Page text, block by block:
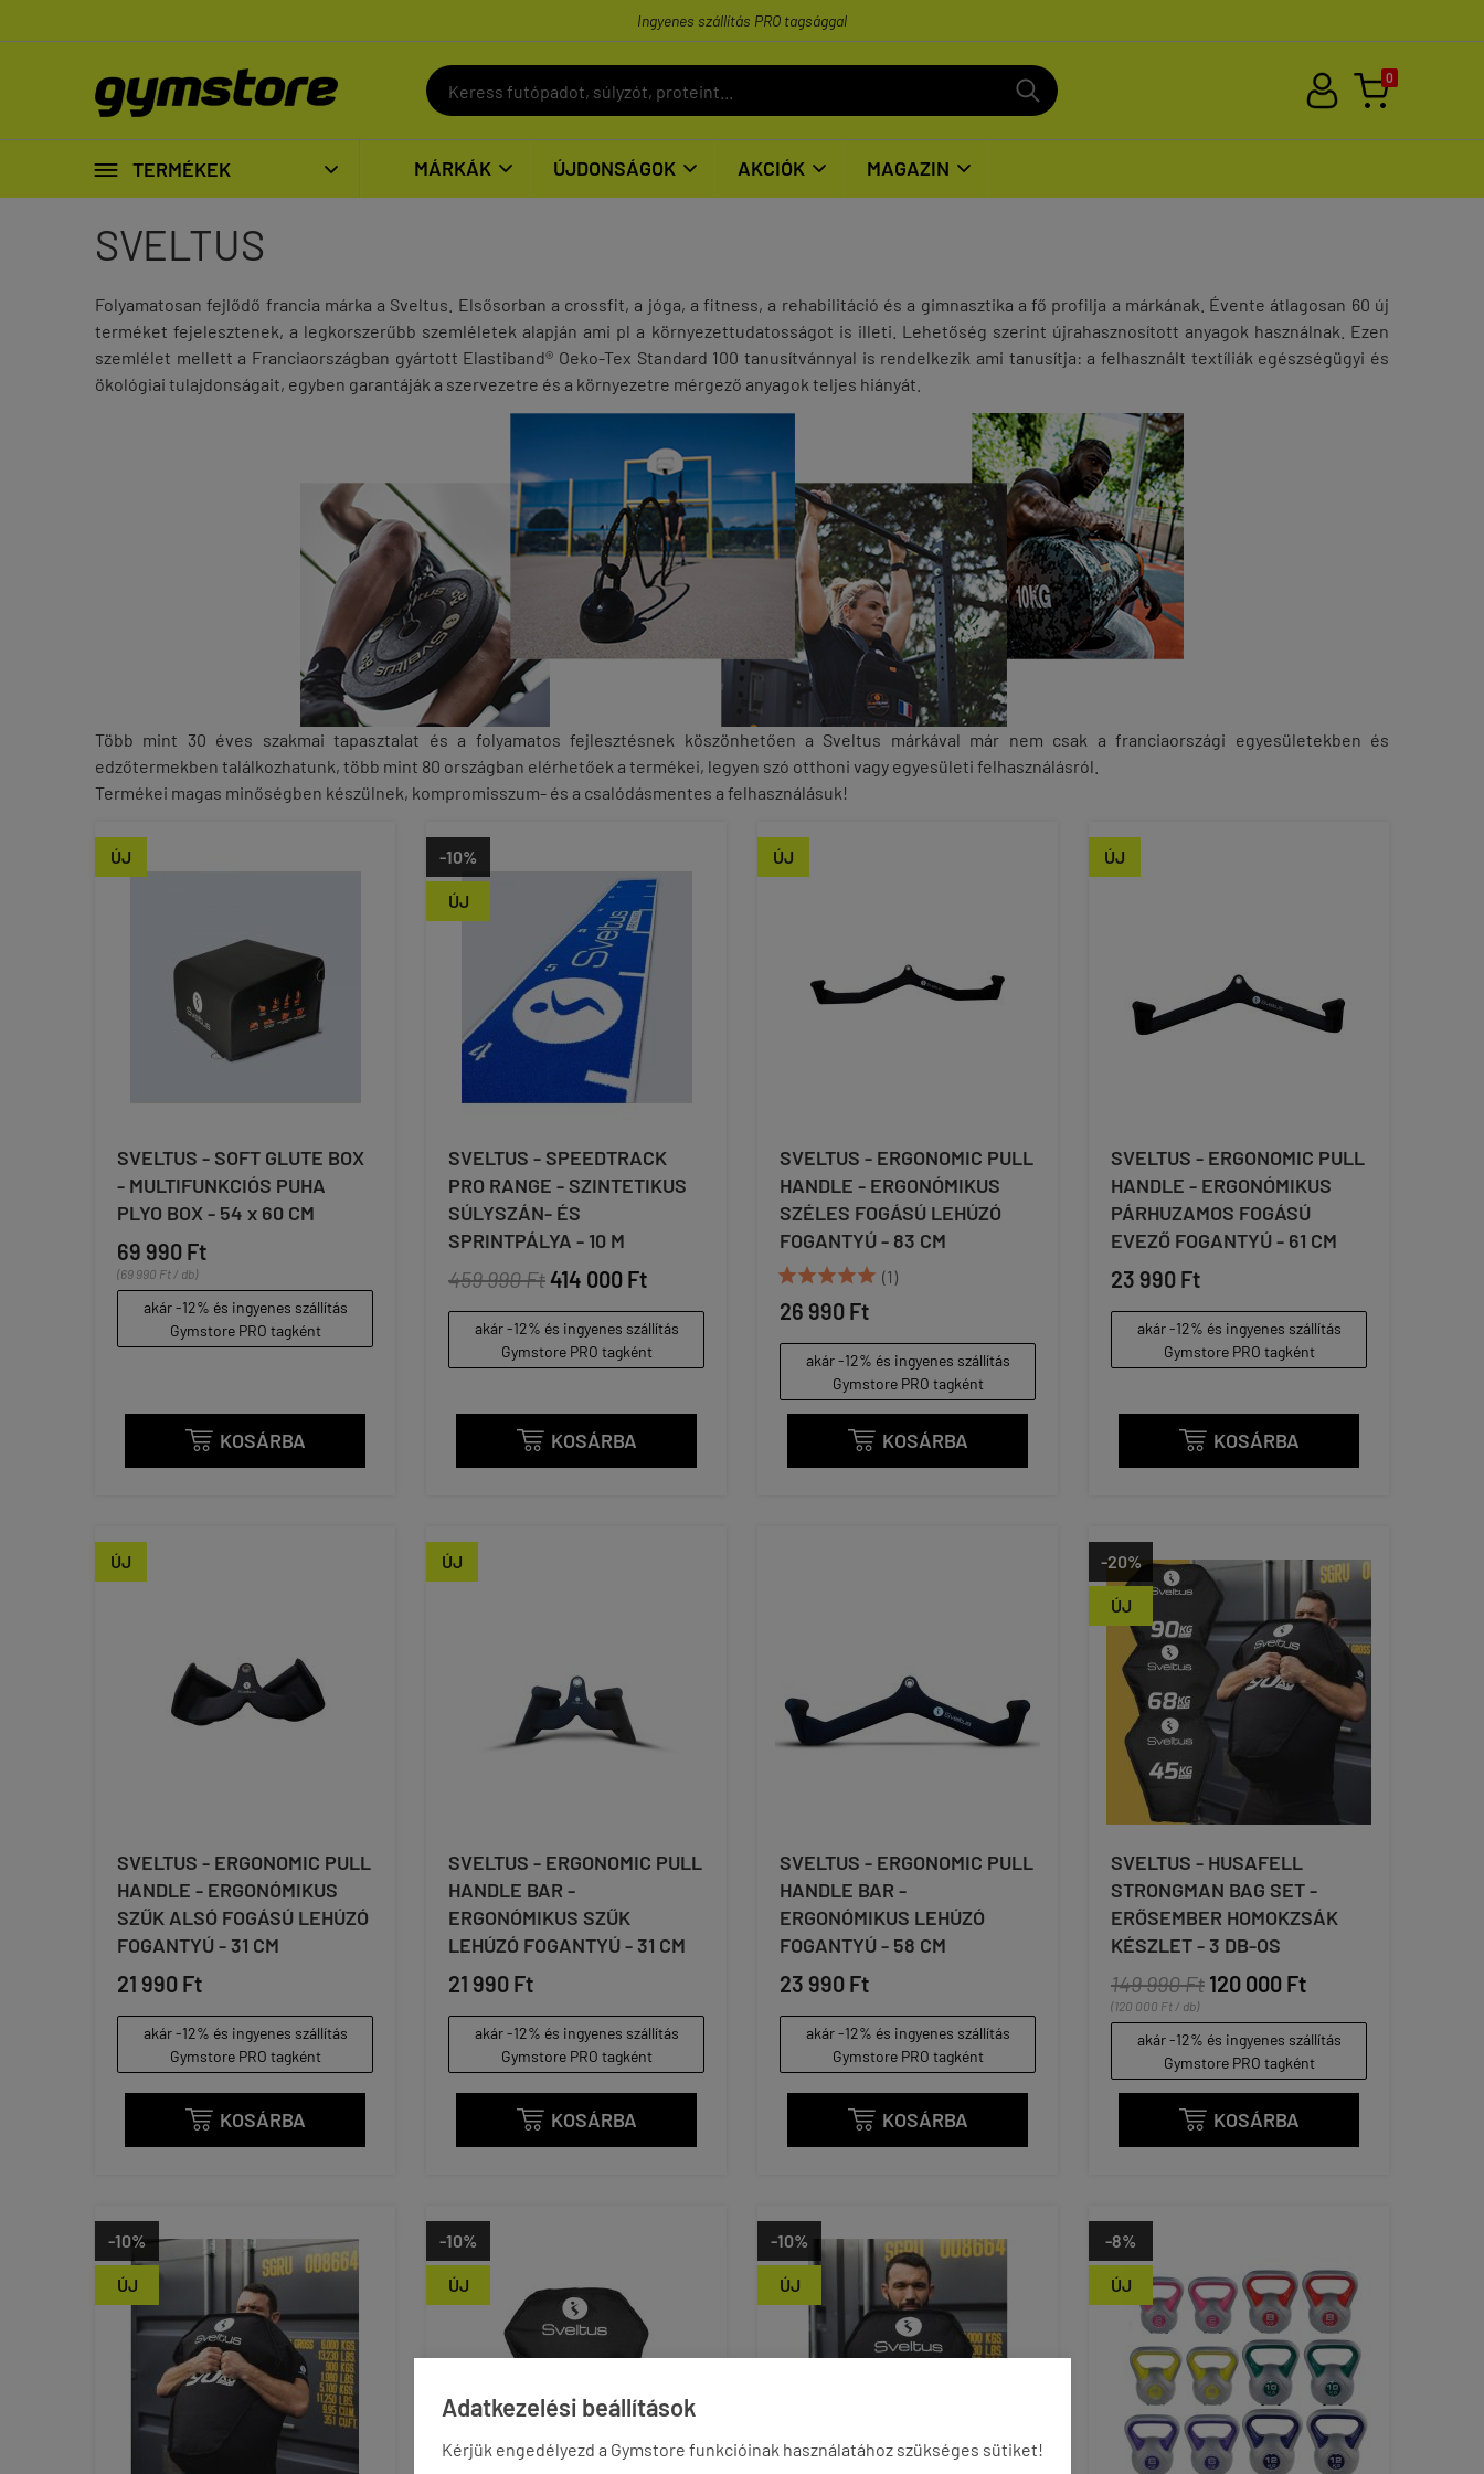
Adatkezelési beállítások
Kérjük engedélyezd a Gymstore funkcióinak használatához szükséges sütiket!
Ingyenes szállítás PRO tagsággal
0
 TERMÉKEK  MÁRKÁK  ÚJDONSÁGOK  AKCIÓK  MAGAZIN 
SVELTUS
Folyamatosan fejlődő francia márka a Sveltus. Elsősorban a crossfit, a jóga, a fitness, a rehabilitáció és a gimnasztika a fő profilja a márkának. Évente átlagosan 60 új
terméket fejelesztenek, a legkorszerűbb szemléletek alapján ami pl a környezettudatosságot is illeti. Lehetőség szerint újrahasznosított anyagok használnak. Ezen
szemlélet mellett a Franciaországban gyártott Elastiband® Oeko-Tex Standard 100 tanusítvánnyal is rendelkezik ami tanusítja: a felhasznált textíliák egészségügyi és
ökológiai tulajdonságait, egyben garantáják a szervezetre és a környezetre mérgező anyagok teljes hiányát.
Több mint 30 éves szakmai tapasztalat és a folyamatos fejlesztésnek köszönhetően a Sveltus márkával már nem csak a franciaországi egyesületekben és
edzőtermekben találkozhatunk, több mint 80 országban elérhetőek a termékei, legyen szó otthoni vagy egyesületi felhasználásról.
Termékei magas minőségben készülnek, kompromisszum- és a csalódásmentes a felhasználásuk!
ÚJ
SVELTUS - SOFT GLUTE BOX
- MULTIFUNKCIÓS PUHA
PLYO BOX - 54 x 60 CM
69 990 Ft
(69 990 Ft / db)
akár -12% és ingyenes szállítás
Gymstore PRO tagként
 KOSÁRBA
ÚJ
-10%
SVELTUS - SPEEDTRACK
PRO RANGE - SZINTETIKUS
SÚLYSZÁN- ÉS
SPRINTPÁLYA - 10 M
459 990 Ft414 000 Ft
akár -12% és ingyenes szállítás
Gymstore PRO tagként
 KOSÁRBA
ÚJ
SVELTUS - ERGONOMIC PULL
HANDLE - ERGONÓMIKUS
SZÉLES FOGÁSÚ LEHÚZÓ
FOGANTYÚ - 83 CM
 (1)
26 990 Ft
akár -12% és ingyenes szállítás
Gymstore PRO tagként
 KOSÁRBA
ÚJ
SVELTUS - ERGONOMIC PULL
HANDLE - ERGONÓMIKUS
PÁRHUZAMOS FOGÁSÚ
EVEZŐ FOGANTYÚ - 61 CM
23 990 Ft
akár -12% és ingyenes szállítás
Gymstore PRO tagként
 KOSÁRBA
ÚJ
SVELTUS - ERGONOMIC PULL
HANDLE - ERGONÓMIKUS
SZŰK ALSÓ FOGÁSÚ LEHÚZÓ
FOGANTYÚ - 31 CM
21 990 Ft
akár -12% és ingyenes szállítás
Gymstore PRO tagként
 KOSÁRBA
ÚJ
SVELTUS - ERGONOMIC PULL
HANDLE BAR -
ERGONÓMIKUS SZŰK
LEHÚZÓ FOGANTYÚ - 31 CM
21 990 Ft
akár -12% és ingyenes szállítás
Gymstore PRO tagként
 KOSÁRBA
SVELTUS - ERGONOMIC PULL
HANDLE BAR -
ERGONÓMIKUS LEHÚZÓ
FOGANTYÚ - 58 CM
23 990 Ft
akár -12% és ingyenes szállítás
Gymstore PRO tagként
 KOSÁRBA
ÚJ
-20%
SVELTUS - HUSAFELL
STRONGMAN BAG SET -
ERŐSEMBER HOMOKZSÁK
KÉSZLET - 3 DB-OS
149 990 Ft 120 000 Ft
(120 000 Ft / db)
akár -12% és ingyenes szállítás
Gymstore PRO tagként
 KOSÁRBA
ÚJ
-10%
ÚJ
-10%
ÚJ
-10%
ÚJ
-8%